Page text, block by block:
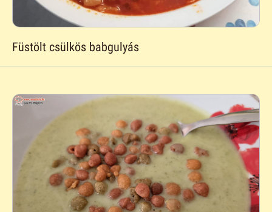
Füstölt csülkös babgulyás